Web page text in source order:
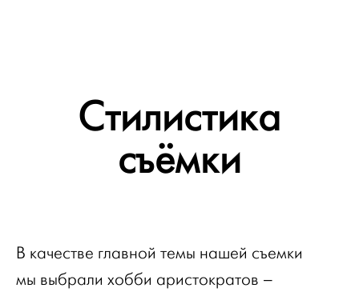
Стилистика
съёмки
В качестве главной темы нашей съемки
мы выбрали хобби аристократов –